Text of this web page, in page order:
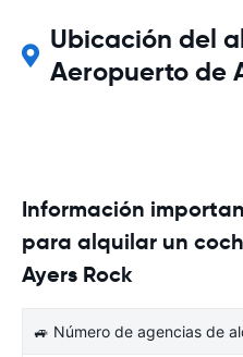
Ubicación del
Aeropuerto de
Información
para alquilar un
Ayers Rock
🚙 Número de agencias de